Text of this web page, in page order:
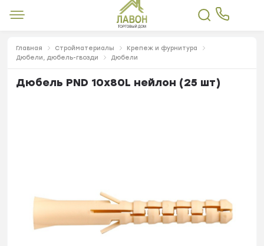
Главная Стройматериалы
Крепеж и фурнитура
Дюбели, дюбель-гвозди
Дюбели
Дюбель PND 10х80L нейлон (25 шт)